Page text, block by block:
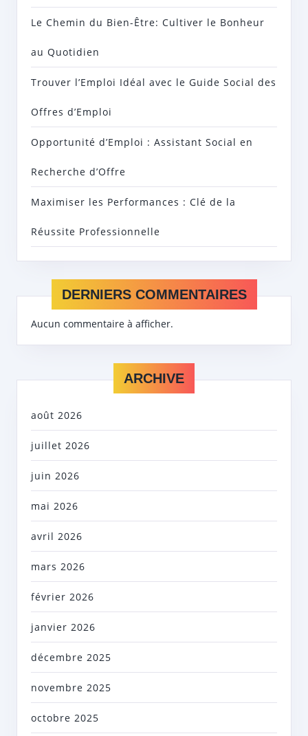
Le Chemin du Bien-Être: Cultiver le Bonheur
au Quotidien
Trouver l’Emploi Idéal avec le Guide Social des
Offres d’Emploi
Opportunité d’Emploi : Assistant Social en
Recherche d’Offre
Maximiser les Performances : Clé de la
Réussite Professionnelle
DERNIERS COMMENTAIRES
Aucun commentaire à afficher.
ARCHIVE
août 2026
juillet 2026
juin 2026
mai 2026
avril 2026
mars 2026
février 2026
janvier 2026
décembre 2025
novembre 2025
octobre 2025